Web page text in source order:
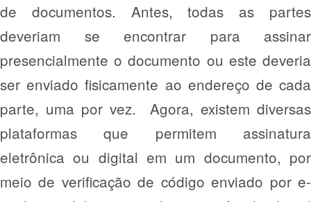
de documentos. Antes, todas as partes
deveriam se encontrar para assinar
presencialmente o documento ou este deveria
ser enviado fisicamente ao endereço de cada
parte, uma por vez. Agora, existem diversas
plataformas que permitem assinatura
eletrônica ou digital em um documento, por
meio de verificação de código enviado por e-